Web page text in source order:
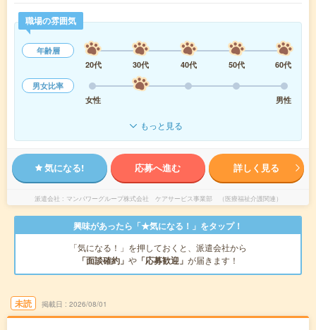
職場の雰囲気
年齢層
20代
30代 40代 50代
60代
男女比率
女性
男性
もっと見る
気になる! 応募へ進む 詳しく見る
派遣会社 マンパワーグループ株式会社 ケアサービス事業部 （医療福祉介護関連）
興味があったら「★気になる！」をタップ！
「気になる！」を押しておくと、派遣会社から
「面談確約」 や 「応募歓迎」 が届きます！
未読 掲載日 2026/08/01